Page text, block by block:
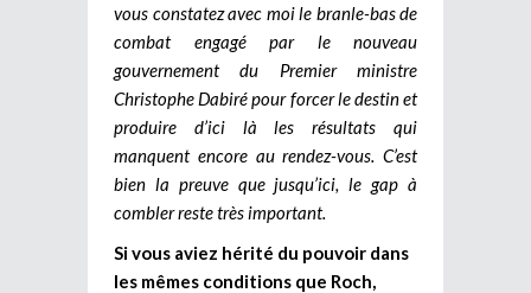
vous constatez avec moi le branle-bas de
combat engagé par le nouveau
gouvernement du Premier ministre
Christophe Dabiré pour forcer le destin et
produire d’ici là les résultats qui
manquent encore au rendez-vous. C’est
bien la preuve que jusqu’ici, le gap à
combler reste très important.
Si vous aviez hérité du pouvoir dans
les mêmes conditions que Roch,